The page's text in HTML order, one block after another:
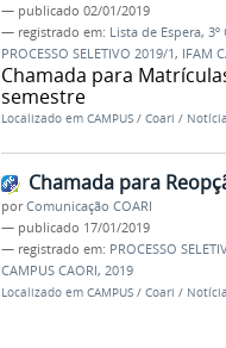
— publicado 02/01/2019
— registrado em: Lista de Espera, 3º
PROCESSO SELETIVO 2019/1, IFAM
Chamada para
semestre
Localizado em CAMPUS / Coari /
Chamada para
porComunicação COARI
— publicado 17/01/2019
— registrado em: PROCESSO
CAMPUS CAORI, 2019
Localizado em CAMPUS / Coari /